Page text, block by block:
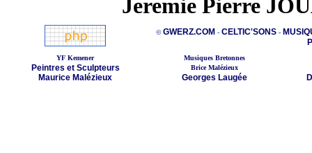
Jeremie Pierre
©GWERZ.COM - CELTIC'SONS-
YF Kemener Musiques Bretonnes
Peintres et Sculpteurs
Brice Malézieux
Maurice Malézieux Georges Laugée